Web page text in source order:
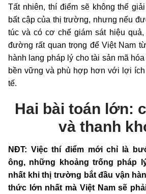
Tất nhiên, thí điểm sẽ không thể
bất cập của thị trường, nhưng nếu
túc và có cơ chế giám sát hiệu
đường rất quan trọng để Việt Nam
hành lang pháp lý cho tài sản mã
bền vững và phù hợp hơn với lợi
tế.
Hai bài toán lớn:
và thanh
NĐT: Việc thí điểm mới chỉ là
ông, những khoảng trống pháp
nhất khi thị trường bắt đầu vận
thức lớn nhất mà Việt Nam sẽ